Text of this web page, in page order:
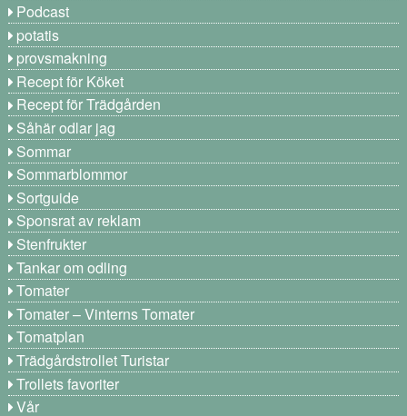
Podcast
potatis
provsmakning
Recept för Köket
Recept för Trädgården
Såhär odlar jag
Sommar
Sommarblommor
Sortguide
Sponsrat av reklam
Stenfrukter
Tankar om odling
Tomater
Tomater – Vinterns Tomater
Tomatplan
Trädgårdstrollet Turistar
Trollets favoriter
Vår